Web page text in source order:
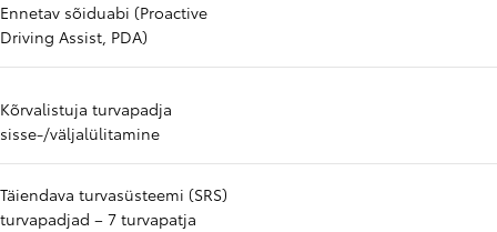
Ennetav sõiduabi (Proactive
Driving Assist, PDA)
Kõrvalistuja turvapadja
sisse-/väljalülitamine
Täiendava turvasüsteemi (SRS)
turvapadjad – 7 turvapatja